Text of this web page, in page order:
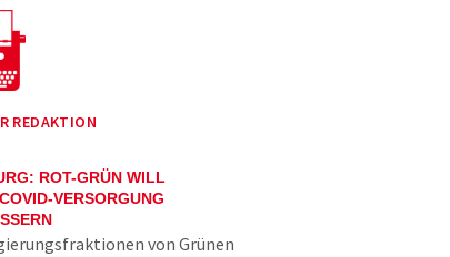
REDAKTION
ROT-GRÜN WILL
VERSORGUNG
von Grünen